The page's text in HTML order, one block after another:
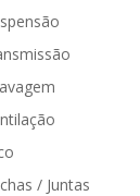
/ Juntas